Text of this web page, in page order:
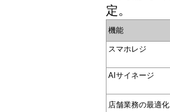
定。
機能
スマホレジ
AIサイネージ
店舗業務の最適化